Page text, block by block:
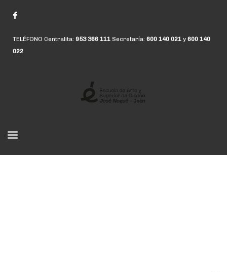
TELÉFONO Centralita: 953 366 111 Secretaría: 600 140 021 y 600 140
022